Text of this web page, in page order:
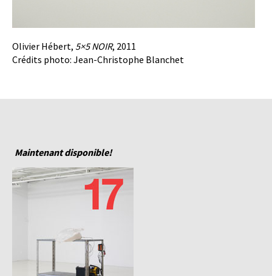
Olivier Hébert, 5×5 NOIR, 2011
Crédits photo: Jean-Christophe Blanchet
Maintenant disponible!